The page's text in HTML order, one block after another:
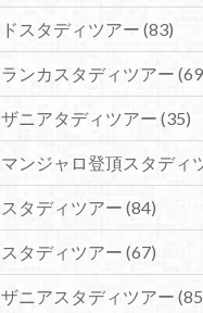
スタディツアー (83)
ンカスタディツアー
ニアタディツアー (35)
ンジャロ登頂スタディ
タディツアー (84)
タディツアー (67)
ニアスタディツアー